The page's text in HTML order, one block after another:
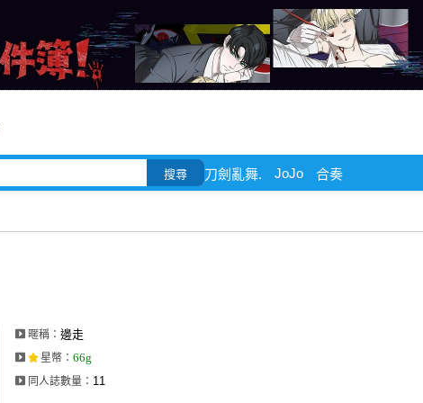
搜尋 刀劍亂舞. JoJo 合奏
暱稱： 邊走
星幣 ： 66g
同人誌數量： 11